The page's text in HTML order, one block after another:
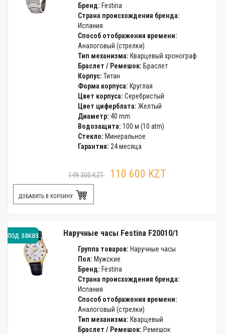
Бренд: Festina
Страна происхождения бренда:
Испания
Способ отображения времени:
Аналоговый (стрелки)
Тип механизма: Кварцевый хронограф
Браслет / Ремешок: Браслет
Корпус: Титан
Форма корпуса: Круглая
Цвет корпуса: Серебристый
Цвет циферблата: Желтый
Диаметр: 40 mm
Водозащита: 100 м (10 atm)
Стекло: Минеральное
Гарантия: 24 месяца
149 300 KZT 110 600 KZT
ДОБАВИТЬ В КОРЗИНУ
под заказ Наручные часы Festina F20010/1
Группа товаров: Наручные часы
Пол: Мужские
Бренд: Festina
Страна происхождения бренда:
Испания
Способ отображения времени:
Аналоговый (стрелки)
Тип механизма: Кварцевый
Браслет / Ремешок: Ремешок